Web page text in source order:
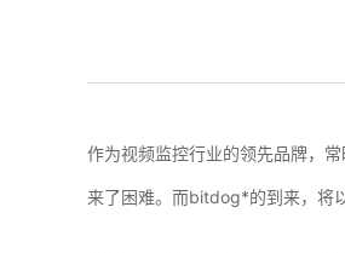
作为视频监控行业的领先品牌，
来了困难。而bitdog*的到来，将